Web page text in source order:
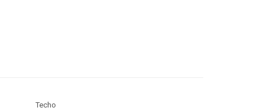
Techo